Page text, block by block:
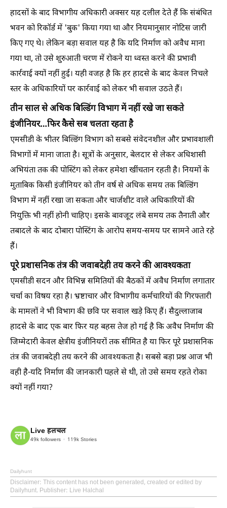
हादसों के बाद विभागीय अधिकारी अक्सर यह दलील देते हैं कि संबंधित
भवन को रिकॉर्ड में 'बुक' किया गया था और नियमानुसार नोटिस जारी
किए गए थे। लेकिन बड़ा सवाल यह है कि यदि निर्माण को अवैध माना
गया था, तो उसे शुरुआती चरण में रोकने या ध्वस्त करने की प्रभावी
कार्रवाई क्यों नहीं हुई। यही वजह है कि हर हादसे के बाद केवल निचले
स्तर के अधिकारियों पर कार्रवाई को लेकर भी सवाल उठते हैं।
तीन साल से अधिक बिल्डिंग विभाग में नहीं रखे जा सकते
इंजीनियर…फिर कैसे सब चलता रहता है
एमसीडी के भीतर बिल्डिंग विभाग को सबसे संवेदनशील और प्रभावशाली
विभागों में माना जाता है। सूत्रों के अनुसार, बेलदार से लेकर अधिशासी
अभियंता तक की पोस्टिंग को लेकर हमेशा खींचतान रहती है। नियमों के
मुताबिक किसी इंजीनियर को तीन वर्ष से अधिक समय तक बिल्डिंग
विभाग में नहीं रखा जा सकता और चार्जशीट वाले अधिकारियों की
नियुक्ति भी नहीं होनी चाहिए। इसके बावजूद लंबे समय तक तैनाती और
तबादले के बाद दोबारा पोस्टिंग के आरोप समय-समय पर सामने आते रहे
हैं।
पूरे प्रशासनिक तंत्र की जवाबदेही तय करने की आवश्यकता
एमसीडी सदन और विभिन्न समितियों की बैठकों में अवैध निर्माण लगातार
चर्चा का विषय रहा है। भ्रष्टाचार और विभागीय कर्मचारियों की गिरफ्तारी
के मामलों ने भी विभाग की छवि पर सवाल खड़े किए हैं। सैदुल्लाजाब
हादसे के बाद एक बार फिर यह बहस तेज हो गई है कि अवैध निर्माण की
जिम्मेदारी केवल क्षेत्रीय इंजीनियरों तक सीमित है या फिर पूरे प्रशासनिक
तंत्र की जवाबदेही तय करने की आवश्यकता है। सबसे बड़ा प्रश्न आज भी
वही है-यदि निर्माण की जानकारी पहले से थी, तो उसे समय रहते रोका
क्यों नहीं गया?
Live हलचल
49k followers 119k Stories
Dailyhunt
Disclaimer: This content has not been generated, created or edited by
Dailyhunt. Publisher: Live Halchal